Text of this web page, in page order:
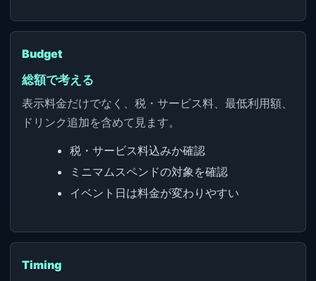
Budget
総額で考える
表示料金だけでなく、税・サービス料、最低利用額、
ドリンク追加を含めて見ます。
税・サービス料込みか確認
ミニマムスペンドの対象を確認
イベント日は料金が変わりやすい
Timing